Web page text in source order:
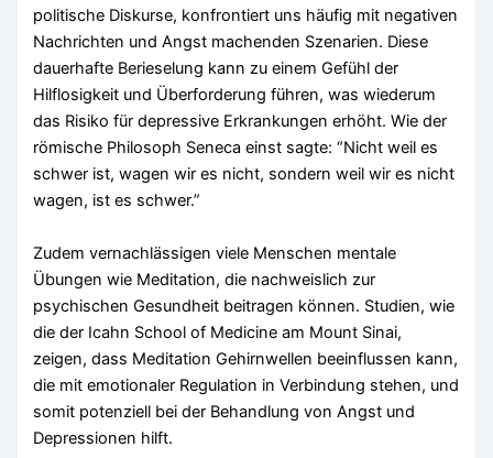
politische Diskurse, konfrontiert uns häufig mit negativen
Nachrichten und Angst machenden Szenarien. Diese
dauerhafte Berieselung kann zu einem Gefühl der
Hilflosigkeit und Überforderung führen, was wiederum
das Risiko für depressive Erkrankungen erhöht. Wie der
römische Philosoph Seneca einst sagte: “Nicht weil es
schwer ist, wagen wir es nicht, sondern weil wir es nicht
wagen, ist es schwer.”
Zudem vernachlässigen viele Menschen mentale
Übungen wie Meditation, die nachweislich zur
psychischen Gesundheit beitragen können. Studien, wie
die der Icahn School of Medicine am Mount Sinai,
zeigen, dass Meditation Gehirnwellen beeinflussen kann,
die mit emotionaler Regulation in Verbindung stehen, und
somit potenziell bei der Behandlung von Angst und
Depressionen hilft.